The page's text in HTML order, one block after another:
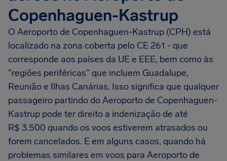
Copenhaguen-Kastrup
O Aeroporto de Copenhaguen-Kastrup (CPH) está
localizado na zona coberta pelo CE 261 - que
corresponde aos países da UE e EEE, bem como às
"regiões periféricas" que incluem Guadalupe,
Reunião e Ilhas Canárias. Isso significa que qualquer
passageiro partindo do Aeroporto de Copenhaguen-
Kastrup pode ter direito a indenização de até
R$ 3.500 quando os voos estiverem atrasados ou
forem cancelados. E em alguns casos, quando há
problemas similares em voos para Aeroporto de